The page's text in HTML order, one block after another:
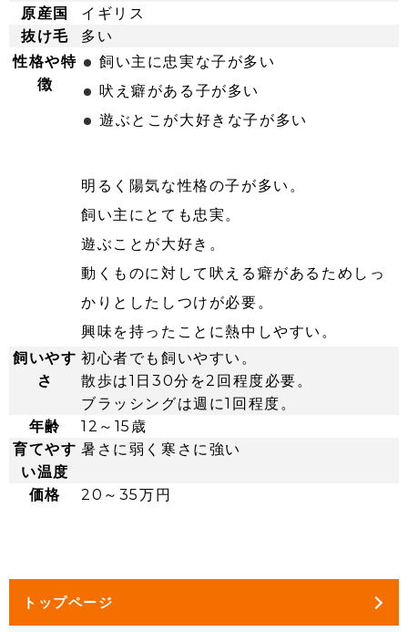
原産国
イギリス
抜け毛
多い
性格や特
徴
飼い主に忠実な子が多い
吠え癖がある子が多い
遊ぶとこが大好きな子が多い
明るく陽気な性格の子が多い。
飼い主にとても忠実。
遊ぶことが大好き。
動くものに対して吠える癖があるためしっ
かりとしたしつけが必要。
興味を持ったことに熱中しやすい。
飼いやす
さ
初心者でも飼いやすい。
散歩は1日30分を2回程度必要。
ブラッシングは週に1回程度。
年齢
12～15歳
育てやす
い温度
暑さに弱く寒さに強い
価格 20～35万円
トップページ